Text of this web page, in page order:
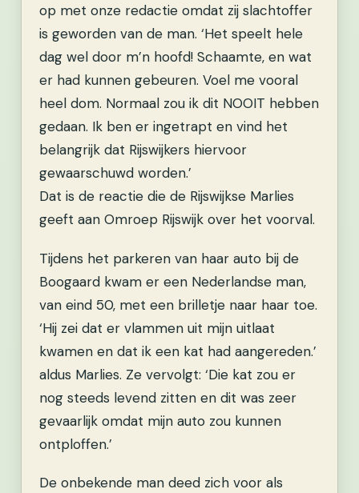
op met onze redactie omdat zij slachtoffer
is geworden van de man. ‘Het speelt hele
dag wel door m’n hoofd! Schaamte, en wat
er had kunnen gebeuren. Voel me vooral
heel dom. Normaal zou ik dit NOOIT hebben
gedaan. Ik ben er ingetrapt en vind het
belangrijk dat Rijswijkers hiervoor
gewaarschuwd worden.’
Dat is de reactie die de Rijswijkse Marlies
geeft aan Omroep Rijswijk over het voorval.
Tijdens het parkeren van haar auto bij de
Boogaard kwam er een Nederlandse man,
van eind 50, met een brilletje naar haar toe.
‘Hij zei dat er vlammen uit mijn uitlaat
kwamen en dat ik een kat had aangereden.’
aldus Marlies. Ze vervolgt: ‘Die kat zou er
nog steeds levend zitten en dit was zeer
gevaarlijk omdat mijn auto zou kunnen
ontploffen.’
De onbekende man deed zich voor als